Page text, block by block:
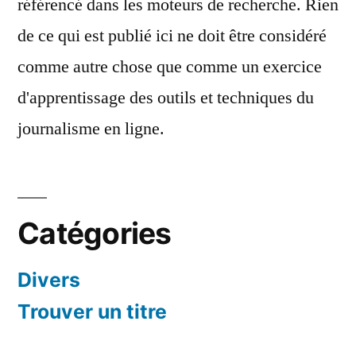
référencé dans les moteurs de recherche. Rien
de ce qui est publié ici ne doit être considéré
comme autre chose que comme un exercice
d'apprentissage des outils et techniques du
journalisme en ligne.
Catégories
Divers
Trouver un titre